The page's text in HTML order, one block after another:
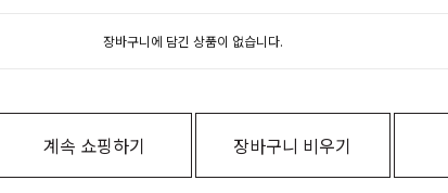
장바구니에 담긴 상품이 없습니다.
계속 쇼핑하기 장바구니 비우기